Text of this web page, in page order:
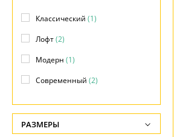
Классический (1)
Лофт(2)
Модерн (1)
Современный (2)
РАЗМЕРЫ